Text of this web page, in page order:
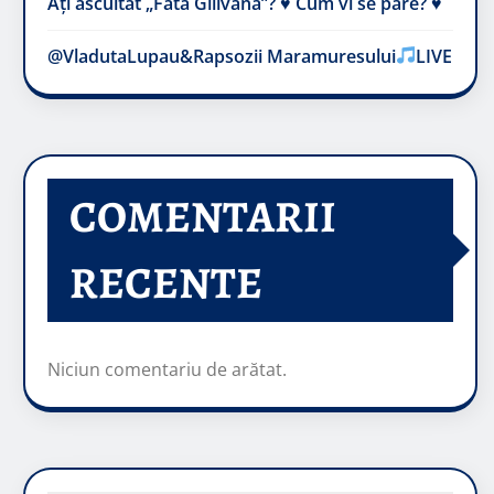
@VladutaLupau&Rapsozii Maramuresului LIVE
COMENTARII
RECENTE
Niciun comentariu de arătat.